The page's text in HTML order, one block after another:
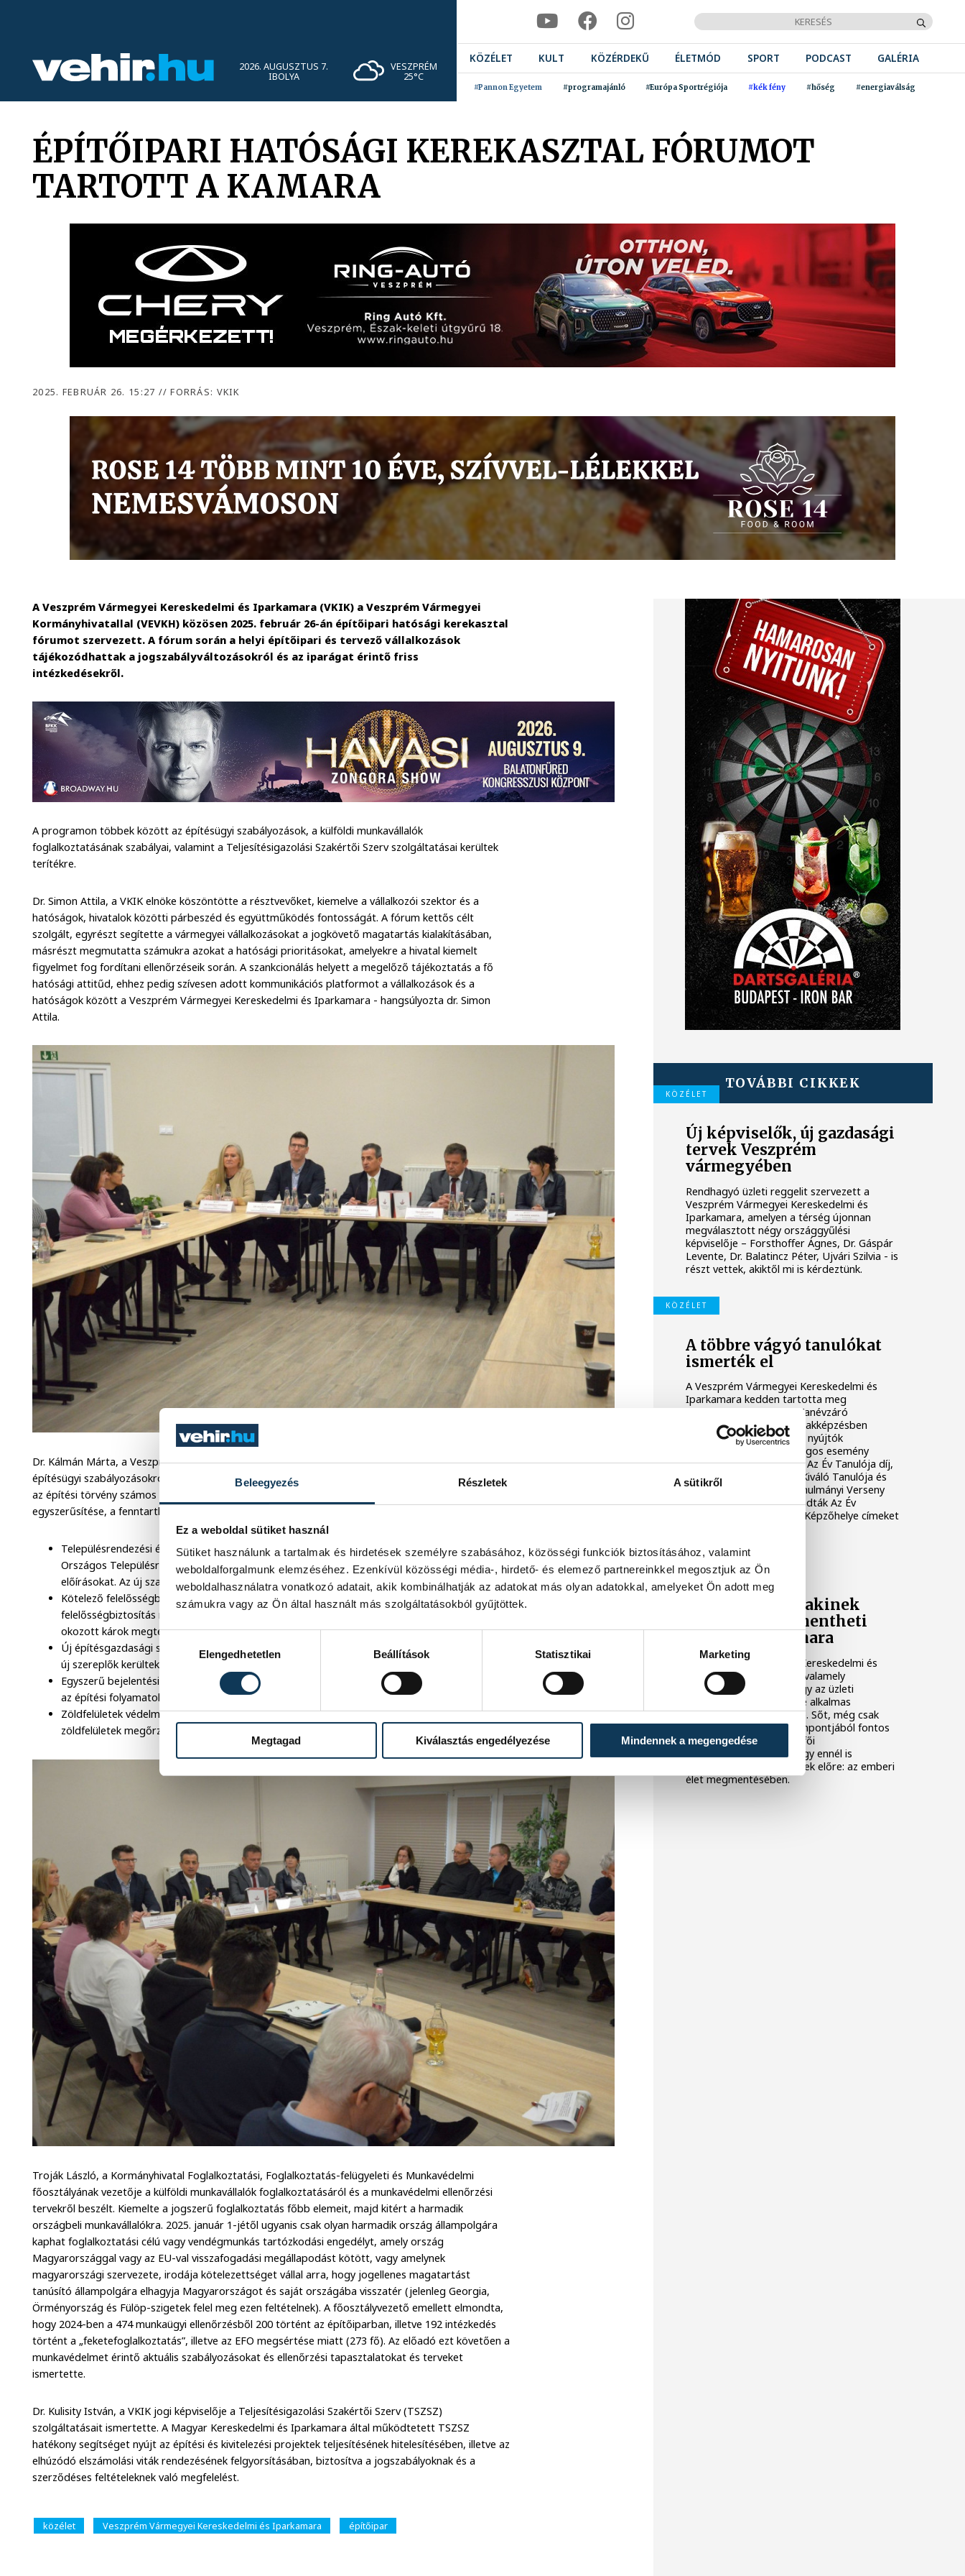
Beleegyezés Részletek A sütikről
Ez a weboldal sütiket használ
Sütiket használunk a tartalmak és hirdetések személyre szabásához, közösségi funkciók biztosításához, valamint
weboldalforgalmunk elemzéséhez. Ezenkívül közösségi média-, hirdető- és elemező partnereinkkel megosztjuk az Ön
weboldalhasználatra vonatkozó adatait, akik kombinálhatják az adatokat más olyan adatokkal, amelyeket Ön adott meg
számukra vagy az Ön által használt más szolgáltatásokból gyűjtöttek.
Hozzájárulás kiválasztása
Elengedhetetlen
Beállítások Statisztikai Marketing
Megtagad Kiválasztás engedélyezése Mindennek a megengedése
2026. AUGUSZTUS 7.
IBOLYA
VESZPRÉM
25°C
KÖZÉLET KULT KÖZÉRDEKŰ ÉLETMÓD SPORT PODCAST GALÉRIA
#Pannon Egyetem #programajánló #Európa Sportrégiója #kék fény #hőség #energiaválság
ÉPÍTŐIPARI HATÓSÁGI KEREKASZTAL FÓRUMOT
TARTOTT A KAMARA
2025. FEBRUÁR 26. 15:27 // FORRÁS: VKIK
A Veszprém Vármegyei Kereskedelmi és Iparkamara (VKIK) a Veszprém Vármegyei
Kormányhivatallal (VEVKH) közösen 2025. február 26-án építőipari hatósági kerekasztal
fórumot szervezett. A fórum során a helyi építőipari és tervező vállalkozások
tájékozódhattak a jogszabályváltozásokról és az iparágat érintő friss
intézkedésekről.
A programon többek között az építésügyi szabályozások, a külföldi munkavállalók
foglalkoztatásának szabályai, valamint a Teljesítésigazolási Szakértői Szerv szolgáltatásai kerültek
terítékre.
Dr. Simon Attila, a VKIK elnöke köszöntötte a résztvevőket, kiemelve a vállalkozói szektor és a
hatóságok, hivatalok közötti párbeszéd és együttműködés fontosságát. A fórum kettős célt
szolgált, egyrészt segítette a vármegyei vállalkozásokat a jogkövető magatartás kialakításában,
másrészt megmutatta számukra azokat a hatósági prioritásokat, amelyekre a hivatal kiemelt
figyelmet fog fordítani ellenőrzéseik során. A szankcionálás helyett a megelőző tájékoztatás a fő
hatósági attitűd, ehhez pedig szívesen adott kommunikációs platformot a vállalkozások és a
hatóságok között a Veszprém Vármegyei Kereskedelmi és Iparkamara - hangsúlyozta dr. Simon
Attila.
Dr. Kálmán Márta, a Veszprém Vármegyei Kormányhivatal építésügyi főosztályvezetője az új
építésügyi szabályozásokról és az ellenőrzési tervekről tartott előadást. Elmondta, hogy 2025-ben
az építési törvény számos módosítása lépett életbe, amelyek célja az építési folyamatok
egyszerűsítése, a fenntarthatóság elősegítése és az építészeti örökség védelme:
Településrendezési és Építési Követelmények Alapszabályzata (TÉKA): 2025 januárjától a TÉKA váltotta fel az
Országos Településrendezési és Építési Követelményeket (OTÉK), egységesítve és egyszerűsítve az építési
előírásokat. Az új szabályozás lehetőséget biztosít a helyi településrendezési szabályok érvényesítésére is.
Kötelező felelősségbiztosítás: 2025. január 15-től a tervezők és kivitelezők számára kötelezővé vált a
felelősségbiztosítás megkötése. Ez a biztosítás kiterjed az általuk vállalt építőipari kivitelezési tevékenység során
okozott károk megtérítésére, beleértve az alvállalkozók tevékenységéből eredő károkat is.
Új építésgazdasági szereplők bevezetése: Az építésgazdasági feladatellátás hatékonyságának növelése érdekében
új szereplők kerültek bevezetésre, mint például a beruházáslebonyolító, tervellenőr és költségszakértő.
Egyszerű bejelentési eljárás átalakítása: Az egyszerű bejelentési eljárás közigazgatási eljárássá vált, amelynek célja
az építési folyamatok átláthatóságának és hatékonyságának növelése.
Zöldfelületek védelme és barnamezős területek fejlesztése: Az új szabályozás kiemelt figyelmet fordít a
zöldfelületek megőrzésére és a környezetbarát építési megoldásokra.
Troják László, a Kormányhivatal Foglalkoztatási, Foglalkoztatás-felügyeleti és Munkavédelmi
főosztályának vezetője a külföldi munkavállalók foglalkoztatásáról és a munkavédelmi ellenőrzési
tervekről beszélt. Kiemelte a jogszerű foglalkoztatás főbb elemeit, majd kitért a harmadik
országbeli munkavállalókra. 2025. január 1-jétől ugyanis csak olyan harmadik ország állampolgára
kaphat foglalkoztatási célú vagy vendégmunkás tartózkodási engedélyt, amely ország
Magyarországgal vagy az EU-val visszafogadási megállapodást kötött, vagy amelynek
magyarországi szervezete, irodája kötelezettséget vállal arra, hogy jogellenes magatartást
tanúsító állampolgára elhagyja Magyarországot és saját országába visszatér (jelenleg Georgia,
Örményország és Fülöp-szigetek felel meg ezen feltételnek). A főosztályvezető emellett elmondta,
hogy 2024-ben a 474 munkaügyi ellenőrzésből 200 történt az építőiparban, illetve 192 intézkedés
történt a „feketefoglalkoztatás”, illetve az EFO megsértése miatt (273 fő). Az előadó ezt követően a
munkavédelmet érintő aktuális szabályozásokat és ellenőrzési tapasztalatokat és terveket
ismertette.
Dr. Kulisity István, a VKIK jogi képviselője a Teljesítésigazolási Szakértői Szerv (TSZSZ)
szolgáltatásait ismertette. A Magyar Kereskedelmi és Iparkamara által működtetett TSZSZ
hatékony segítséget nyújt az építési és kivitelezési projektek teljesítésének hitelesítésében, illetve az
elhúzódó elszámolási viták rendezésének felgyorsításában, biztosítva a jogszabályoknak és a
szerződéses feltételeknek való megfelelést.
közélet Veszprém Vármegyei Kereskedelmi és Iparkamara építőipar
TOVÁBBI CIKKEK
KÖZÉLET
Új képviselők, új gazdasági
tervek Veszprém
vármegyében
Rendhagyó üzleti reggelit szervezett a
Veszprém Vármegyei Kereskedelmi és
Iparkamara, amelyen a térség újonnan
megválasztott négy országgyűlési
képviselője – Forsthoffer Ágnes, Dr. Gáspár
Levente, Dr. Balatincz Péter, Ujvári Szilvia - is
részt vettek, akiktől mi is kérdeztünk.
KÖZÉLET
A többre vágyó tanulókat
ismerték el
A Veszprém Vármegyei Kereskedelmi és
Iparkamara kedden tartotta meg
hagyományos Kamarai Tanévzáró
rendezvényét, amely a szakképzésben
kiemelkedő teljesítményt nyújtók
elismeréséről szólt. A rangos esemény
keretében gazdára talált Az Év Tanulója díj,
köszöntötték A Szakma Kiváló Tanulója és
az Országos Szakmai Tanulmányi Verseny
dobogósait, továbbá átadták Az Év
Oktatója és Az Év Duális Képzőhelye címeket
KÖZÉLET
Lehet, hogy valakinek
majd az életét mentheti
meg az Iparkamara
A Veszprém Vármegyei Kereskedelmi és
Iparkamara ezúttal nem valamely
gazdaságélénkítésre, vagy az üzleti
kapcsolatok fejlesztésére alkalmas
programját jelentette be. Sőt, még csak
nem is a céges világ szempontjából fontos
újításukról volt szó a hétfői
sajtótájékoztatójukon. Egy ennél is
fontosabb területen léptek előre: az emberi
élet megmentésében.